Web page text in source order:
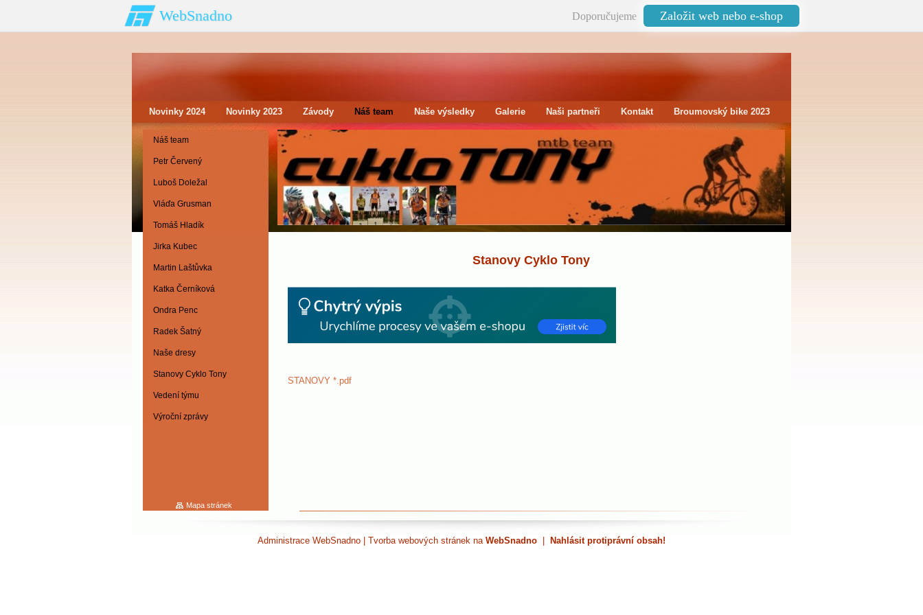
WebSnadno Doporučujeme Založit web nebo e-shop
Novinky 2024 Novinky 2023 Závody Náš team Naše výsledky Galerie Naši partneři Kontakt Broumovský bike 2023
Náš team
Petr Červený
Luboš Doležal
Vláďa Grusman
Tomáš Hladík
Jirka Kubec
Martin Laštůvka
Katka Černíková
Ondra Penc
Radek Šatný
Naše dresy
Stanovy Cyklo Tony
Vedení týmu
Výroční zprávy
Stanovy Cyklo Tony
STANOVY *.pdf
Mapa stránek
Administrace WebSnadno Tvorba webových stránek na WebSnadno Nahlásit protiprávní obsah!